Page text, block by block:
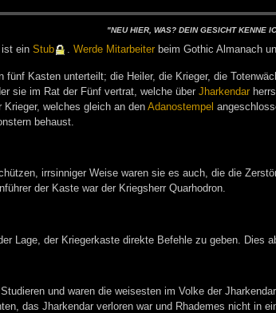
"NEU HIER, WAS? DEIN GE­SICHT KEN­NE
ist einStub .Wer­de Mit­ar­bei­ter beim Go­t­hic Al­ma­nach
fünf Kasten unterteilt; die Heiler, die Krieger, die
sie im Rat der Fünf vertrat, welche über Jharkendar
welches gleich an den Adanostempel
behaust.
irrsinniger Weise waren sie es auch, die die
der Kaste war der Kriegsherr Quarhodron.
Lage, der Kriegerkaste direkte Befehle zu geben. Dies
und waren die weisesten im Volke der
das Jharkendar verloren war und Rhademes nicht in